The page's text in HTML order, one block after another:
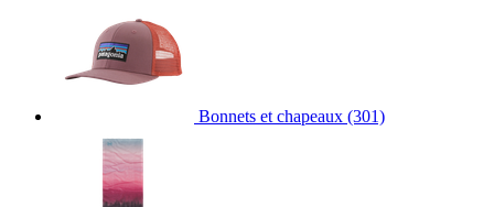
Bonnets et chapeaux (301)